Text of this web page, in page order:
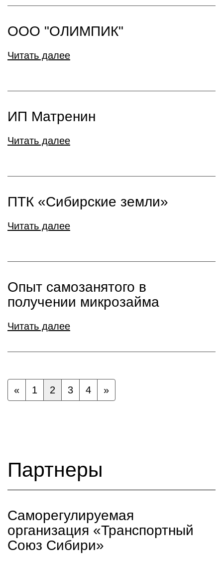
ООО "ОЛИМПИК"
Читать далее
ИП Матренин
Читать далее
ПТК «Сибирские земли»
Читать далее
Опыт самозанятого в
получении микрозайма
Читать далее
« 1 2 3 4 »
Партнеры
Саморегулируемая
организация «Транспортный
Союз Сибири»